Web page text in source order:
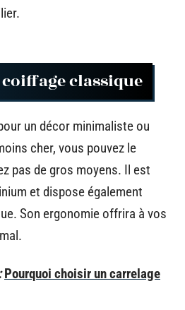
classique
un décor minimaliste ou
cher, vous pouvez le
pas de gros moyens. Il est
et dispose également
Son ergonomie offrira à vos
Pourquoi choisir un carrelage